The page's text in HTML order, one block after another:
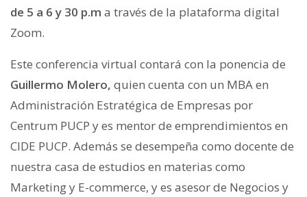
de 5 a 6 y 30 p.m a través de la plataforma digital
Zoom.
Este conferencia virtual contará con la ponencia de
Guillermo Molero, quien cuenta con un MBA en
Administración Estratégica de Empresas por
Centrum PUCP y es mentor de emprendimientos en
CIDE PUCP. Además se desempeña como docente de
nuestra casa de estudios en materias como
Marketing y E-commerce, y es asesor de Negocios y